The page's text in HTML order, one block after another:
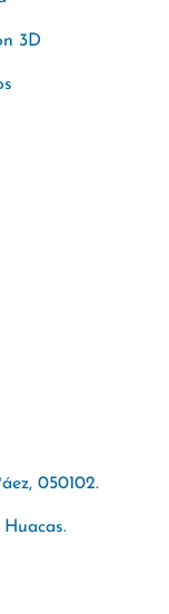
3D
050102.